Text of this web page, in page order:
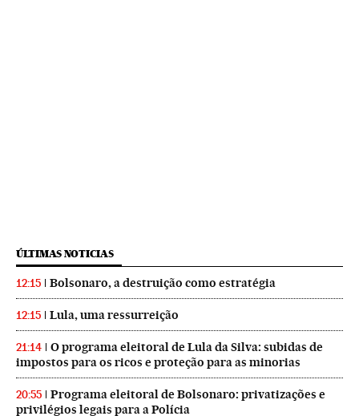
ÚLTIMAS NOTICIAS
12:15 Bolsonaro, a destruição como estratégia
12:15 Lula, uma ressurreição
21:14
O programa eleitoral de Lula da Silva: subidas de
impostos para os ricos e proteção para as minorias
20:55
Programa eleitoral de Bolsonaro: privatizações e
privilégios legais para a Polícia